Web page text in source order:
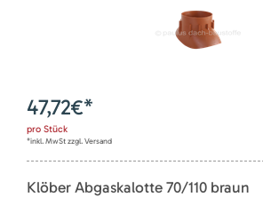
47,72€*
pro Stück
*inkl. MwSt zzgl. Versand
Klöber Abgaskalotte 70/110 braun